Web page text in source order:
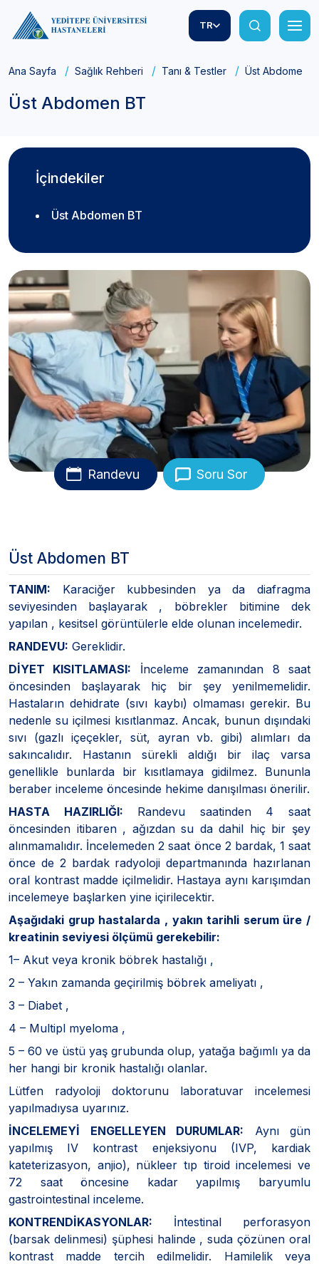
TR
Ana Sayfa Sağlık Rehberi Tanı & Testler Üst Abdomen
Üst Abdomen BT
İçindekiler
Üst Abdomen BT
Randevu Soru Sor
Üst Abdomen BT
TANIM: Karaciğer kubbesinden ya da diafragma
seviyesinden başlayarak , böbrekler bitimine dek
yapılan , kesitsel görüntülerle elde olunan incelemedir.
RANDEVU: Gereklidir.
DİYET KISITLAMASI: İnceleme zamanından 8 saat
öncesinden başlayarak hiç bir şey yenilmemelidir.
Hastaların dehidrate (sıvı kaybı) olmaması gerekir. Bu
nedenle su içilmesi kısıtlanmaz. Ancak, bunun dışındaki
sıvı (gazlı içeçekler, süt, ayran vb. gibi) alımları da
sakıncalıdır. Hastanın sürekli aldığı bir ilaç varsa
genellikle bunlarda bir kısıtlamaya gidilmez. Bununla
beraber inceleme öncesinde hekime danışılması önerilir.
HASTA HAZIRLIĞI: Randevu saatinden 4 saat
öncesinden itibaren , ağızdan su da dahil hiç bir şey
alınmamalıdır. İncelemeden 2 saat önce 2 bardak, 1 saat
önce de 2 bardak radyoloji departmanında hazırlanan
oral kontrast madde içilmelidir. Hastaya aynı karışımdan
incelemeye başlarken yine içirilecektir.
Aşağıdaki grup hastalarda , yakın tarihli serum üre /
kreatinin seviyesi ölçümü gerekebilir:
1– Akut veya kronik böbrek hastalığı ,
2 – Yakın zamanda geçirilmiş böbrek ameliyatı ,
3 – Diabet ,
4 – Multipl myeloma ,
5 – 60 ve üstü yaş grubunda olup, yatağa bağımlı ya da
her hangi bir kronik hastalığı olanlar.
Lütfen radyoloji doktorunu laboratuvar incelemesi
yapılmadıysa uyarınız.
İNCELEMEYİ ENGELLEYEN DURUMLAR: Aynı gün
yapılmış IV kontrast enjeksiyonu (IVP, kardiak
kateterizasyon, anjio), nükleer tıp tiroid incelemesi ve
72 saat öncesine kadar yapılmış baryumlu
gastrointestinal inceleme.
KONTRENDİKASYONLAR: İntestinal perforasyon
(barsak delinmesi) şüphesi halinde , suda çözünen oral
kontrast madde tercih edilmelidir. Hamilelik veya